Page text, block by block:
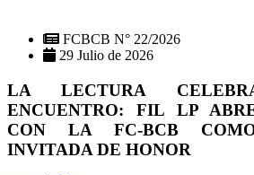
FCBCB N° 22/2026
29 Julio de 2026
LA LECTURA
ENCUENTRO: FIL LP
CON LA FC-BCB
INVITADA DE HONOR